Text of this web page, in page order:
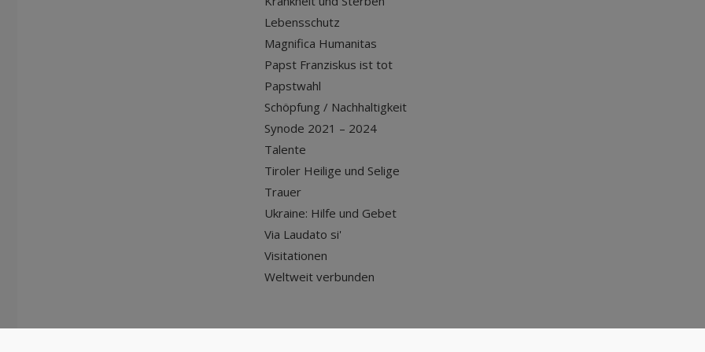
Lebensschutz
Magnifica Humanitas
Papst Franziskus ist tot
Papstwahl
Schöpfung / Nachhaltigkeit
Synode 2021 – 2024
Talente
Tiroler Heilige und Selige
Trauer
Ukraine: Hilfe und Gebet
Via Laudato si'
Visitationen
Weltweit verbunden